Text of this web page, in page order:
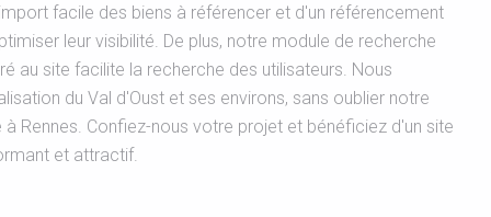
facile des biens à référencer et d'un référencement
leur visibilité. De plus, notre module de recherche
au site facilite la recherche des utilisateurs. Nous
du Val d'Oust et ses environs, sans oublier notre
Rennes. Confiez-nous votre projet et bénéficiez d'un site
et attractif.